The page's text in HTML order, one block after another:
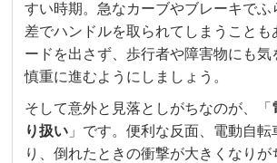
すい時期。急なカーブやブレーキでふ
差でハンドルを取られてしまうことも
ードを出さず、歩行者や障害物にも気
慎重に進むようにしましょう。
そして意外と見落としがちなのが、「
り扱い 」です。便利な反面、電動自転
り、倒れたときの衝撃が大きくなりが